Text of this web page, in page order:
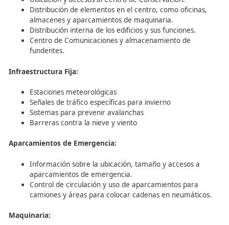
1. Descripción del Tramo
Cada plan debe comenzar con una descripción
todas las carreteras incluidas en el sector, especificando:
Vías de servicio
Áreas de descanso o servicio
Además, se debe identificar los puntos que puedan
Áreas sombreadas
Acumulaciones de nieve
Pendientes largas
Viaductos
Curvas peligrosas y trincheras